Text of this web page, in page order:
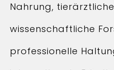
Nahrung,
wissenschaftliche
professionelle